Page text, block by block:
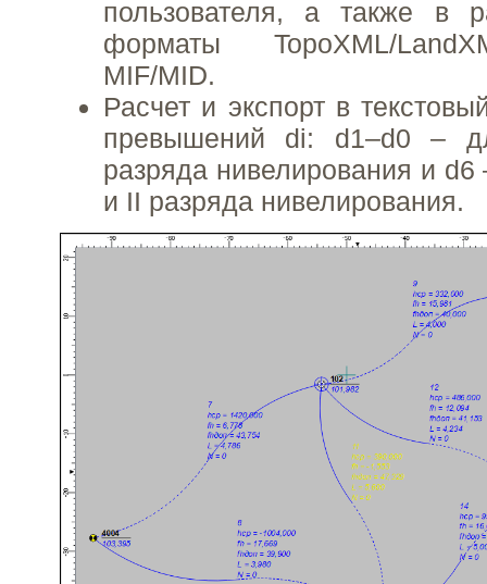
пользователя, а также в
форматы TopoXML/
MIF/MID.
Расчет и экспорт в
превышений di: d1–d0 –
разряда нивелирования и
и II разряда нивелирования.